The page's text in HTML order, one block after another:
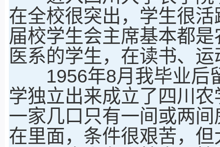
在全校很突出，学生很
届校学生会主席基本都
医系的学生，在读书、
1956年8月我毕业后
学独立出来成立了四川
一家几口只有一间或两
在里面，条件很艰苦，